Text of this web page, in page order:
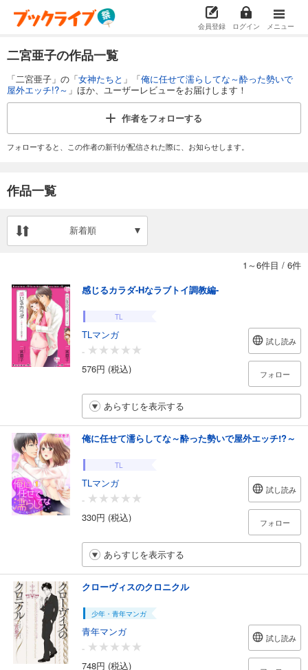
会員登録 ログイン メニュー
二宮亜子の作品一覧
「二宮亜子」の「女神たちと 」「俺に任せて濡らしてな～酔った勢いで
屋外エッチ!?～ 」ほか、ユーザーレビューをお届けします！
作者をフォローする
フォローすると、この作者の新刊が配信された際に、お知らせします。
作品一覧
新着順
1～6件目 / 6件
感じるカラダ-Hなラブトイ調教編-
TL
TLマンガ
-
576円 (税込)
試し読み
フォロー
あらすじを表示する
俺に任せて濡らしてな～酔った勢いで屋外エッチ!?～
TL
TLマンガ
-
330円 (税込)
試し読み
フォロー
あらすじを表示する
クローヴィスのクロニクル
少年・青年マンガ
青年マンガ
-
748円 (税込)
試し読み